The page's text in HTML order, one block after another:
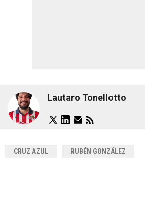
Lautaro Tonellotto
CRUZ AZUL RUBÉN GONZÁLEZ